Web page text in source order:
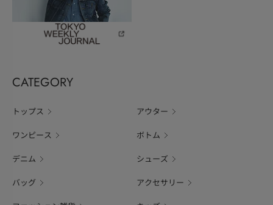
CATEGORY
トップス アウター
ワンピース ボトム
デニム シューズ
バッグ アクセサリー